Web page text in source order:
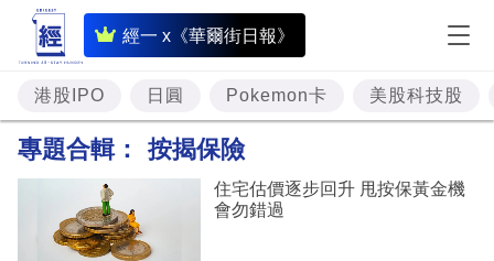
經一 x《華爾街日報》
即
時
財
經
投
港股IPO 日圓 Pokemon卡 美股科技股
專題合輯： 按揭保險
住宅估價逐步回升 甩按保黃金機
會勿錯過